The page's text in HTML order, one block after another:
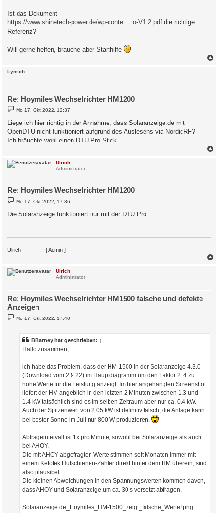
Ist das Dokument
https://www.shinetech-power.de/wp-conte ... o-V1.2.pdf die richtige
Referenz?
Will gerne helfen, brauche aber Starthilfe
Lynsch
Re: Hoymiles Wechselrichter HM1200
B
t
r
g
Mo 17. Okt 2022, 12:37
Liege ich hier richtig in der Annahme, dass Solaranzeige.de mit
OpenDTU nicht funktioniert aufgrund des Auslesens via NordicRF?
Ich bräuchte wohl einen DTU Pro Stick.
Ulrich
Administrator
Re: Hoymiles Wechselrichter HM1200
B
e
t
Mo 17. Okt 2022, 17:36
Die Solaranzeige funktioniert nur mit der DTU Pro.
-----------------------------------------------------
Ulrich
[ Admin ]
Ulrich
Administrator
Re: Hoymiles Wechselrichter HM1500 falsche und defekte
Anzeigen
B
e
Mo 17. Okt 2022, 17:40
BBarney hat geschrieben: ↑
Hallo zusammen,
ich habe das Problem, dass der HM-1500 in der Solaranzeige 4.3.0
(Download vom 2.9.22) im Hauptdiagramm um den Faktor 2..4 zu
hohe Werte für die Leistung anzeigt. Im hier angehängten Screenshot
liefert der HM angeblich in den letzten 2 Minuten zwischen 1.3 und
1.4 kW tatsächlich sind es im selben Zeitraum aber nur ca. 0.4 kW.
Auch der Spitzenwert von 2.05 kW ist definitiv falsch, die Anlage kann
bei bester Sonne im Juli nur 800 W produzieren.
Abfrageintervall ist 1x pro Minute, sowohl bei Solaranzeige als auch
bei AHOY.
Die mit AHOY abgefragten Werte stimmen seit Monaten immer mit
einem Ketotek Hutschienen-Zähler direkt hinter dem HM überein, sind
also plausibel.
Die kleinen Abweichungen in den Spannungswerten kommen davon,
dass AHOY und Solaranzeige um ca. 30 s versetzt abfragen.
Solaranzeige.de_Hoymiles_HM-1500_zeigt_falsche_Werte!.png